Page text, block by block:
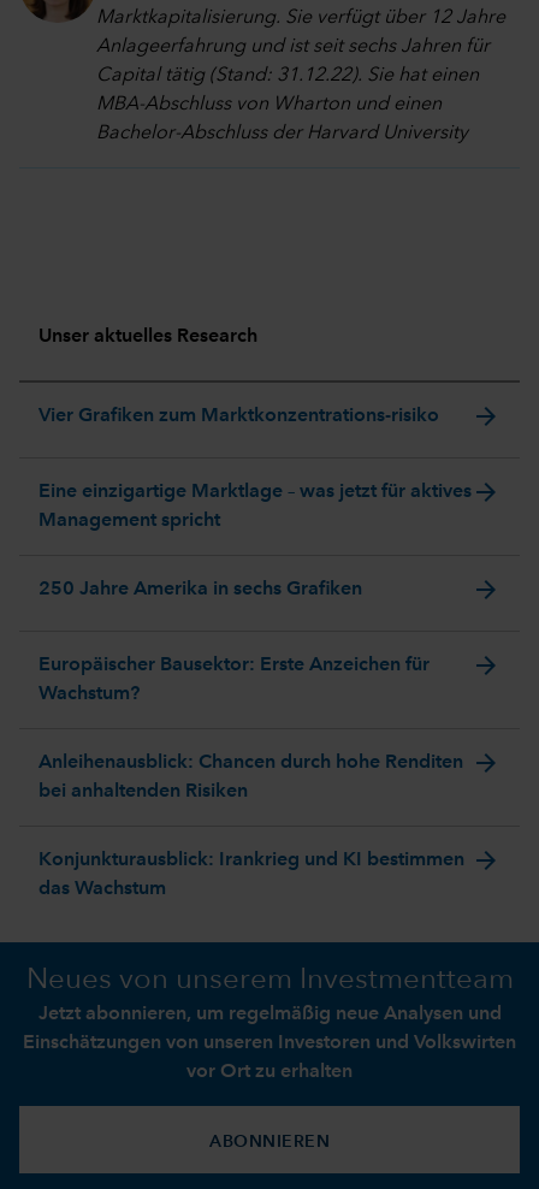
Marktkapitalisierung. Sie verfügt über 12 Jahre
Anlageerfahrung und ist seit sechs Jahren für
Capital tätig (Stand: 31.12.22). Sie hat einen
MBA-Abschluss von Wharton und einen
Bachelor-Abschluss der Harvard University
Unser aktuelles Research
Vier Grafiken zum Marktkonzentrations-risiko arrow_forward
Eine einzigartige Marktlage – was jetzt für aktives
Management spricht
arrow_forward
250 Jahre Amerika in sechs Grafiken arrow_forward
Europäischer Bausektor: Erste Anzeichen für
Wachstum?
arrow_forward
Anleihenausblick: Chancen durch hohe Renditen
bei anhaltenden Risiken
arrow_forward
Konjunkturausblick: Irankrieg und KI bestimmen
das Wachstum
arrow_forward
Neues von unserem Investmentteam
Jetzt abonnieren, um regelmäßig neue Analysen und
Einschätzungen von unseren Investoren und Volkswirten
vor Ort zu erhalten
ABONNIEREN